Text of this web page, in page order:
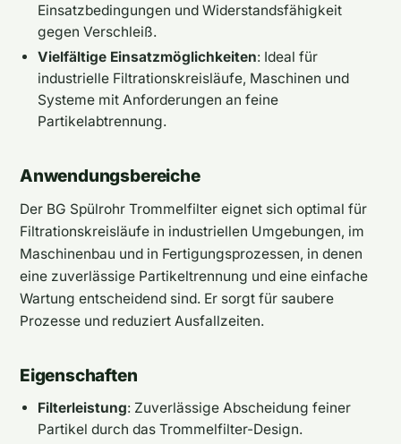
Einsatzbedingungen und Widerstandsfähigkeit
gegen Verschleiß.
Vielfältige Einsatzmöglichkeiten: Ideal für
industrielle Filtrationskreisläufe, Maschinen und
Systeme mit Anforderungen an feine
Partikelabtrennung.
Anwendungsbereiche
Der BG Spülrohr Trommelfilter eignet sich optimal für
Filtrationskreisläufe in industriellen Umgebungen, im
Maschinenbau und in Fertigungsprozessen, in denen
eine zuverlässige Partikeltrennung und eine einfache
Wartung entscheidend sind. Er sorgt für saubere
Prozesse und reduziert Ausfallzeiten.
Eigenschaften
Filterleistung: Zuverlässige Abscheidung feiner
Partikel durch das Trommelfilter-Design.